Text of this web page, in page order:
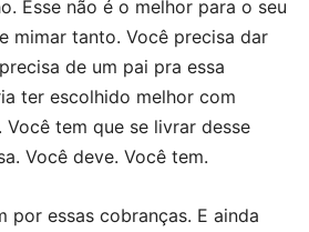
Esse não é o melhor para o seu
mimar tanto. Você precisa dar
de um pai pra essa
ter escolhido melhor com
tem que se livrar desse
Você deve. Você tem.
por essas cobranças. E ainda